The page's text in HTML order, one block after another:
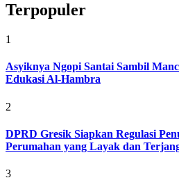
Terpopuler
1
Asyiknya Ngopi Santai Sambil
Edukasi Al-Hambra
2
DPRD Gresik Siapkan Regulasi
Perumahan yang Layak dan
3